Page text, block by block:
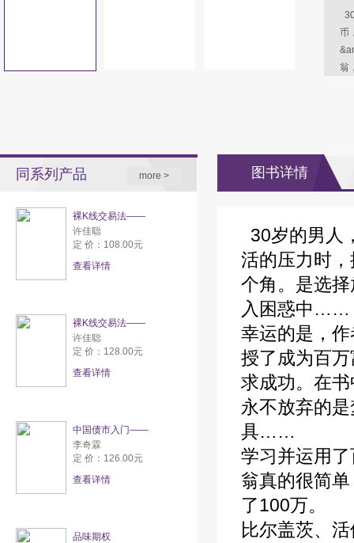
币
翁
同系列产品 more >
裸K线交易法——
许佳聪
定 价：108.00元
查看详情
裸K线交易法——
许佳聪
定 价：128.00元
查看详情
中国债市入门——
李奇霖
定 价：126.00元
查看详情
品味期权
图书详情
30岁的男人
活的压力时
个角。是选
入困惑中……
幸运的是，
授了成为百
求成功。在
永不放弃的
具……
学习并运用
翁真的很简
了100万。
比尔盖茨、